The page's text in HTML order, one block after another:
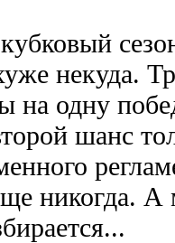
некуда.
на одну
шанс
никогда. А